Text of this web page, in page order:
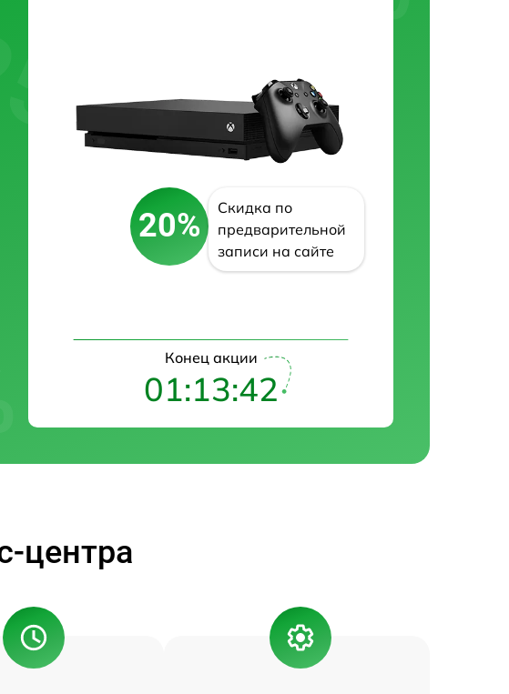
20%
Скидка по
предварительной
записи на сайте
Конец акции
01:13:41
центра